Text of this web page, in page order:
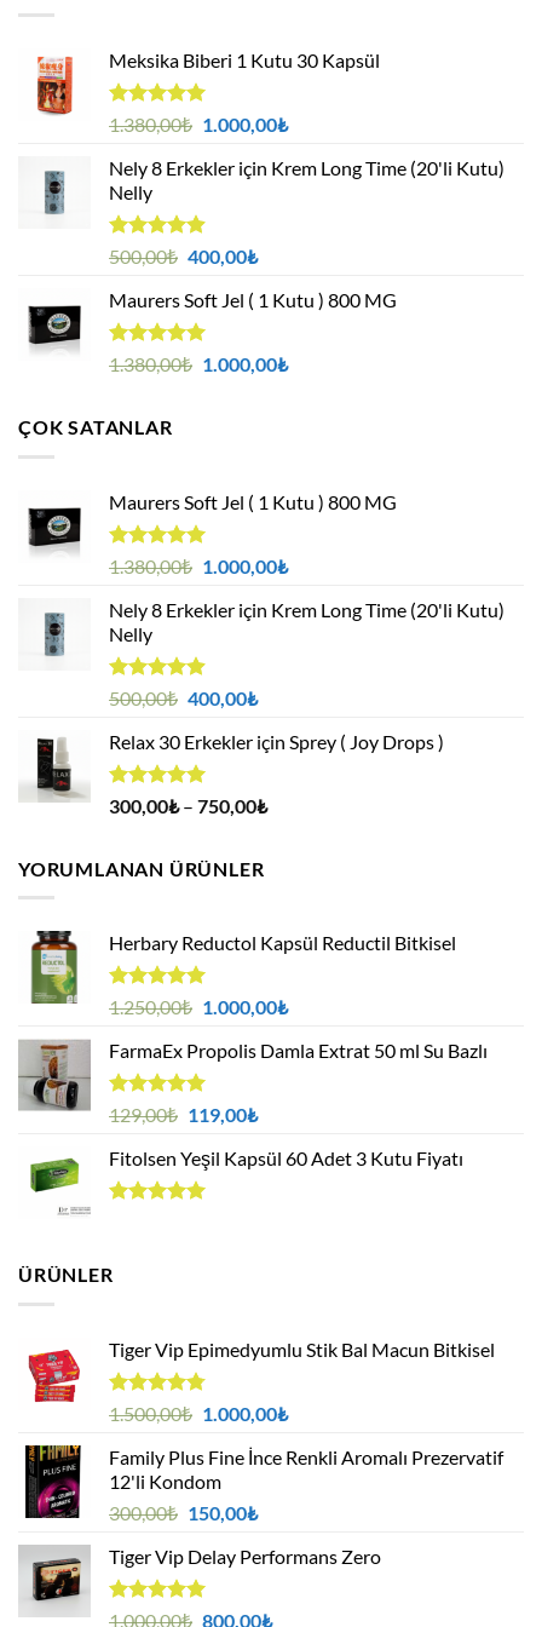
Meksika Biberi 1 Kutu 30 Kapsül
5 üzerinden
oy
aldı
1.380,00₺ Orijinal
1.380,00₺.
1.000,00₺Şu
fiyat:
Nely 8 Erkekler için Krem Long Time (20'li Kutu)
Nelly
5 üzerinden
oy
aldı
500,00₺ Orijinal
500,00₺.
400,00₺Şu
fiyat:
Maurers Soft Jel ( 1 Kutu ) 800 MG
5 üzerinden
oy
1.380,00₺ Orijinal
1.000,00₺Şu
ÇOK SATANLAR
Maurers Soft Jel ( 1 Kutu ) 800 MG
5 üzerinden
oy
aldı
1.380,00₺ Orijinal
1.380,00₺.
1.000,00₺Şu
fiyat:
Nely 8 Erkekler için Krem Long Time (20'li Kutu)
Nelly
5 üzerinden
oy
aldı
500,00₺ Orijinal
500,00₺.
400,00₺Şu
fiyat:
Relax 30 Erkekler için Sprey ( Joy Drops )
5 üzerinden
4.94oy
300,00₺ – 750,00₺Fiyat
YORUMLANAN ÜRÜNLER
Herbary Reductol Kapsül Reductil Bitkisel
5 üzerinden
oy
aldı
1.250,00₺ Orijinal
1.250,00₺.
1.000,00₺Şu
fiyat:
FarmaEx Propolis Damla Extrat 50 ml Su Bazlı
5 üzerinden
oy
aldı
129,00₺ Orijinal
129,00₺.
119,00₺Şu
fiyat:
Fitolsen Yeşil Kapsül 60 Adet 3 Kutu Fiyatı
ÜRÜNLER
Tiger Vip Epimedyumlu Stik Bal Macun Bitkisel
5
üzerinden
4.75
oy
aldı
1.500,00₺ Orijinal
1.500,00₺.
1.000,00₺Şu
fiyat:
Family Plus Fine İnce Renkli Aromalı Prezervatif
12'li Kondom
300,00₺ Orijinal
300,00₺.
150,00₺Şu
fiyat:
Tiger Vip Delay Performans Zero
5 üzerinden
1.000,00₺ Orijinal
800,00₺Şu